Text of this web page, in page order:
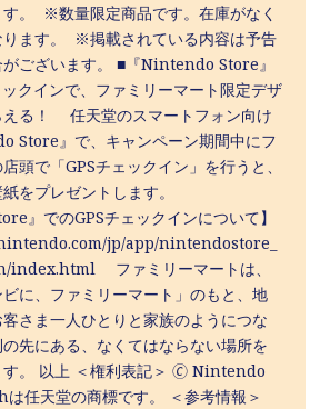
。 ※数量限定商品です。在庫がなく
ります。 ※掲載されている内容は予告
ございます。 ■『Nintendo Store』
クインで、ファミリーマート限定デザ
える！ 任天堂のスマートフォン向け
Store』で、キャンペーン期間中にフ
頭で「GPSチェックイン」を行うと、
をプレゼントします。
』でのGPSチェックインについて】
jp/app/nintendostore_
index.html ファミリーマートは、
ビに、ファミリーマート」のもと、地
さま一人ひとりと家族のようにつな
先にある、なくてはならない場所を
す。 以上 ＜権利表記＞ 🄫 Nintendo
任天堂の商標です。 ＜参考情報＞